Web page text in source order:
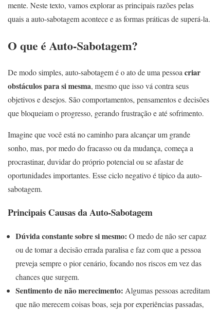
mente. Neste texto, vamos explorar as principais razões pelas
quais a auto-sabotagem acontece e as formas práticas de superá-la.
O que é Auto-Sabotagem?
De modo simples, auto-sabotagem é o ato de uma pessoa criar
obstáculos para si mesma, mesmo que isso vá contra seus
objetivos e desejos. São comportamentos, pensamentos e decisões
que bloqueiam o progresso, gerando frustração e até sofrimento.
Imagine que você está no caminho para alcançar um grande
sonho, mas, por medo do fracasso ou da mudança, começa a
procrastinar, duvidar do próprio potencial ou se afastar de
oportunidades importantes. Esse ciclo negativo é típico da auto-
sabotagem.
Principais Causas da Auto-Sabotagem
Dúvida constante sobre si mesmo: O medo de não ser capaz
ou de tomar a decisão errada paralisa e faz com que a pessoa
preveja sempre o pior cenário, focando nos riscos em vez das
chances que surgem.
Sentimento de não merecimento: Algumas pessoas acreditam
que não merecem coisas boas, seja por experiências passadas,